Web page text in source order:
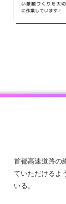
首都高速道路の
ていただけるよ
いる。